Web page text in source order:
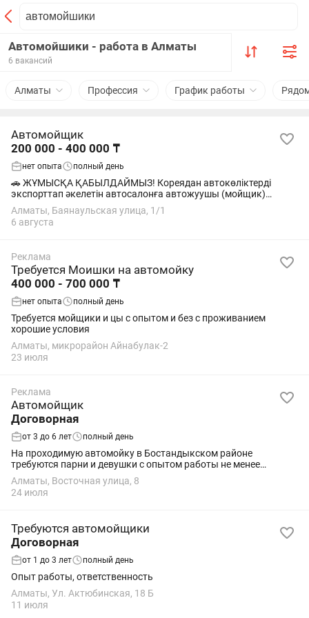
Автомойшики - работа в Алматы
6 вакансий
Алматы Профессия График работы
Автомойщик
200 000 - 400 000 ₸
нет опыта полный день
🚗 ЖҰМЫСҚА ҚАБЫЛДАЙМЫЗ! Кореядан автокөліктерді
экспорттап әкелетін автосалонға автожуушы (мойщик)
қажет. Міндетіңіз: Көліктерді жуу және таза күйде ұстау. Біз
ұсынамыз: ✅ Айлық – 200 000 ₸ ✅...
Алматы, Баянаульская улица, 1/1
6 августа
Реклама
Требуется Моишки на автомойку
400 000 - 700 000 ₸
нет опыта полный день
Требуется мойщики и цы с опытом и без с проживанием
хорошие условия
Алматы, микрорайон Айнабулак-2
23 июля
Реклама
Автомойщик
Договорная
от 3 до 6 лет полный день
На проходимую автомойку в Бостандыкском районе
требуются парни и девушки с опытом работы не менее
3лет.Отличные условия для проживания.З п
35%ежедневно.Режим работы с 8.00-23.00.Обязательное
умение...
Алматы, Восточная улица, 8
24 июля
Требуются автомойщики
Договорная
от 1 до 3 лет полный день
Опыт работы, ответственность
Алматы, Ул. Актюбинская, 18 Б
11 июля